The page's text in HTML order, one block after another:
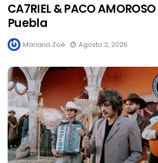
CA7RIEL & PACO
Puebla
Mariana Zoé Agosto 2, 2026